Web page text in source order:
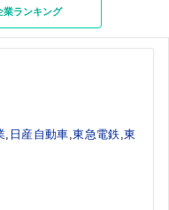
業ランキング
, 日産自動車,東急電鉄,東